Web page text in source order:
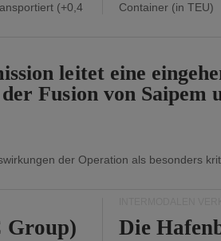
(+0,4
Container (in TEU)
leitet eine
Fusion von Saipem
der Operation als besonders
Group)
Die